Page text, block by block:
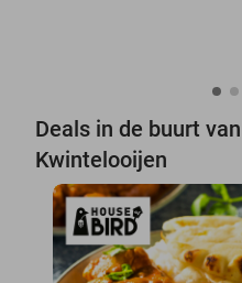
Deals in de buurt
Kwintelooijen